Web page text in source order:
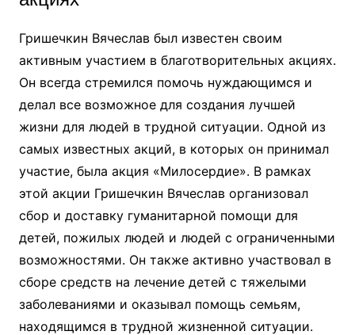
Гришечкин Вячеслав был известен своим
активным участием в благотворительных акциях.
Он всегда стремился помочь нуждающимся и
делал все возможное для создания лучшей
жизни для людей в трудной ситуации. Одной из
самых известных акций, в которых он принимал
участие, была акция «Милосердие». В рамках
этой акции Гришечкин Вячеслав организовал
сбор и доставку гуманитарной помощи для
детей, пожилых людей и людей с ограниченными
возможностями. Он также активно участвовал в
сборе средств на лечение детей с тяжелыми
заболеваниями и оказывал помощь семьям,
находящимся в трудной жизненной ситуации.